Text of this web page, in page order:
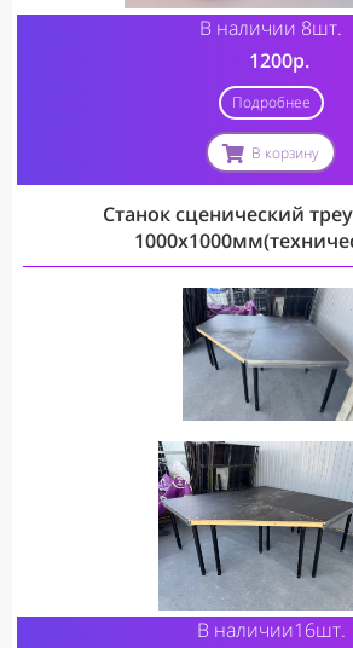
В наличии 8шт.
1200р.
Подробнее
В корзину
Станок сценический
В наличии16шт.